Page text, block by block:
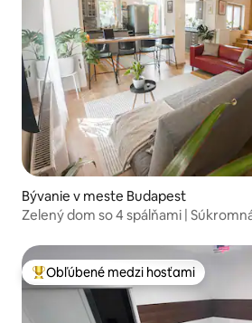
Bývanie v meste Budapest
Zelený dom so 4 spálňami |
Najobľúbenejšie medzi hosťami
Obľúbené medzi hosťami